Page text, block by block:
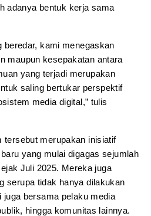
adanya bentuk kerja sama
beredar, kami menegaskan
maupun kesepakatan antara
yang terjadi merupakan
saling bertukar perspektif
media digital,” tulis
tersebut merupakan inisiatif
yang mulai digagas sejumlah
Juli 2025. Mereka juga
serupa tidak hanya dilakukan
juga bersama pelaku media
hingga komunitas lainnya.